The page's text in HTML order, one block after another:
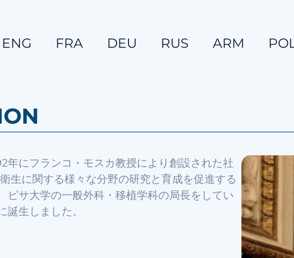
ENG FRA DEU RUS ARM
にフランコ・モスカ教授により創設された社
生に関する様々な分野の研究と育成を促進する
ピサ大学の一般外科・移植学科の局長をしてい
生しました。